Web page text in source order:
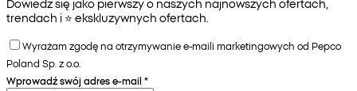
trendach i ⭐️ ekskluzywnych ofertach.
Wyrażam zgodę na otrzymywanie e-maili marketingowych od Pepco
Poland Sp. z o.o.
Wprowadź swój adres e-mail *